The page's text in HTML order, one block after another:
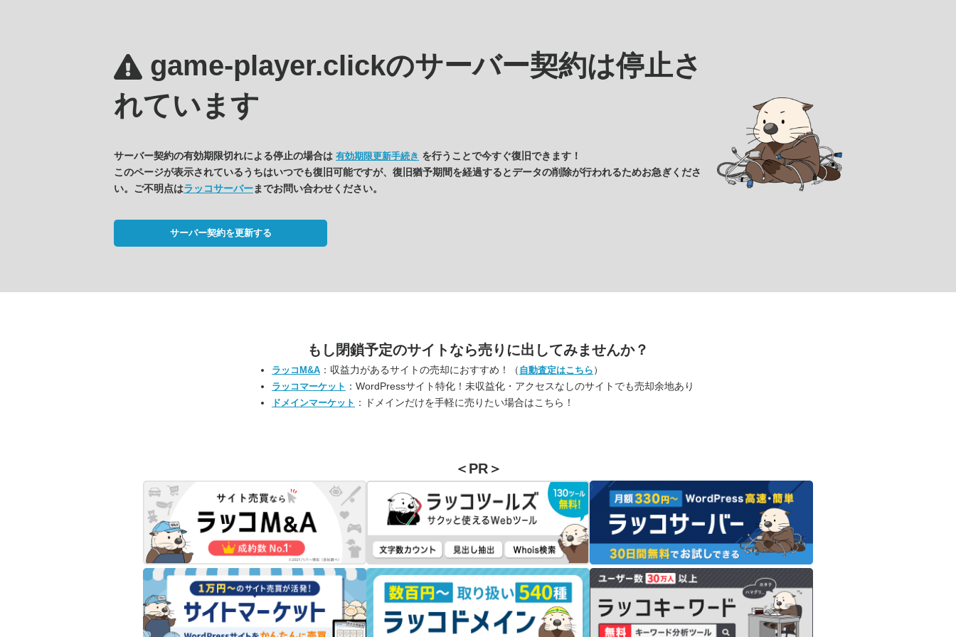
game-player.clickのサーバー契約は停止さ
れています
サーバー契約の有効期限切れによる停止の場合は 有効期限更新手続き を行うことで今すぐ復旧できます！
このページが表示されているうちはいつでも復旧可能ですが、復旧猶予期間を経過するとデータの削除が行われるためお急ぎくださ
い。ご不明点はラッコサーバーまでお問い合わせください。
サーバー契約を更新する
もし閉鎖予定のサイトなら売りに出してみませんか？
ラッコM&A ：収益力があるサイトの売却におすすめ！（ 自動査定はこちら ）
ラッコマーケット ：WordPressサイト特化！未収益化・アクセスなしのサイトでも売却余地あり
ドメインマーケット ：ドメインだけを手軽に売りたい場合はこちら！
＜PR＞